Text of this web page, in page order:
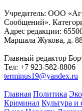
Учредитель: ООО
Сообщений».
Адрес редакции:
Маршала Жукова, д.
Главный редактор
Тел: +7 923-582-8806
terminus19@yandex.ru
Главная Политика
Криминал Культура и